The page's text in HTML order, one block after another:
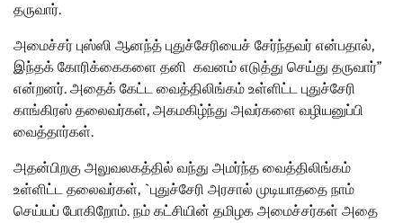
தருவார்.
அமைச்சர் புஸ்ஸி ஆனந்த் புதுச்சேரியைச் சேர்ந்தவர் என்பதால்,
இந்தக் கோரிக்கைகளை தனி கவனம் எடுத்து செய்து தருவார்”
என்றனர். அதைக் கேட்ட வைத்திலிங்கம் உள்ளிட்ட புதுச்சேரி
காங்கிரஸ் தலைவர்கள், அகமகிழ்ந்து அவர்களை வழியனுப்பி
வைத்தார்கள்.
அதன்பிறகு அலுவலகத்தில் வந்து அமர்ந்த வைத்திலிங்கம்
உள்ளிட்ட தலைவர்கள், `புதுச்சேரி அரசால் முடியாததை நாம்
செய்யப் போகிறோம். நம் கட்சியின் தமிழக அமைச்சர்கள் அதை